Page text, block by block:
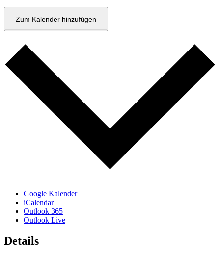
Zum Kalender hinzufügen
Google Kalender
iCalendar
Outlook 365
Outlook Live
Details